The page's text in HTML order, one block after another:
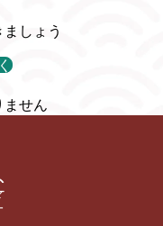
しょう
ません